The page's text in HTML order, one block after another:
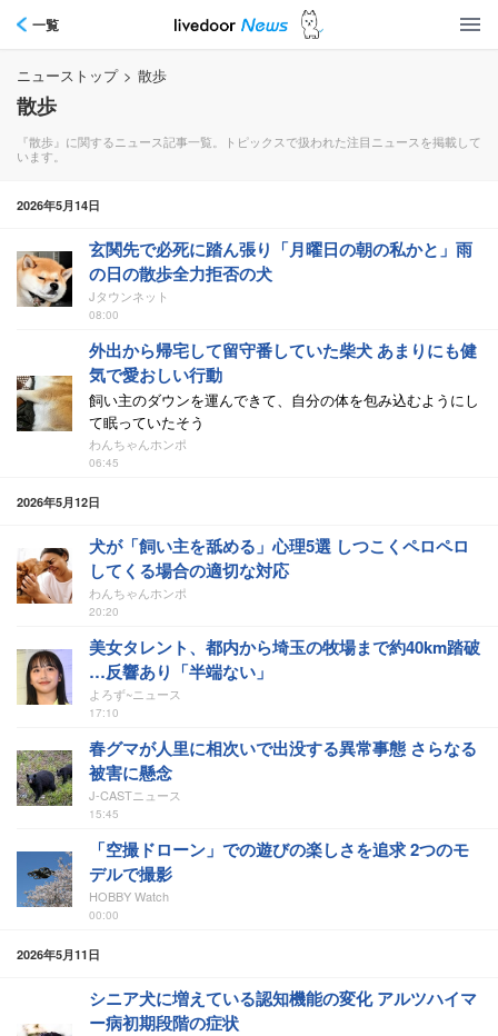
一覧
ニューストップ > 散歩
散歩
『散歩』に関するニュース記事一覧。トピックスで扱われた注目ニュースを掲載して
います。
2026年5月14日
玄関先で必死に踏ん張り「月曜日の朝の私かと」雨
の日の散歩全力拒否の犬
Jタウンネット
08:00
外出から帰宅して留守番していた柴犬 あまりにも健
気で愛おしい行動
飼い主のダウンを運んできて、自分の体を包み込むようにし
て眠っていたそう
わんちゃんホンポ
06:45
2026年5月12日
犬が「飼い主を舐める」心理5選 しつこくペロペロ
してくる場合の適切な対応
わんちゃんホンポ
20:20
美女タレント、都内から埼玉の牧場まで約40km踏破
…反響あり「半端ない」
よろず~ニュース
17:10
春グマが人里に相次いで出没する異常事態 さらなる
被害に懸念
J-CASTニュース
15:45
「空撮ドローン」での遊びの楽しさを追求 2つのモ
デルで撮影
HOBBY Watch
00:00
2026年5月11日
シニア犬に増えている認知機能の変化 アルツハイマ
ー病初期段階の症状